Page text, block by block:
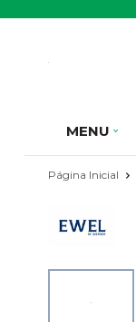
MENU
Página Inicial